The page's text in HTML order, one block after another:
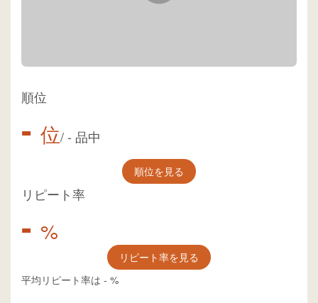
順位
- 位/- 品中
順位を見る
リピート率
- %
リピート率を見る
平均リピート率は - %